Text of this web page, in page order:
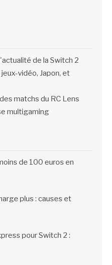
de la Switch 2
vidéo, Japon, et
matchs du RC Lens
multigaming
de 100 euros en
plus : causes et
pour Switch 2 :